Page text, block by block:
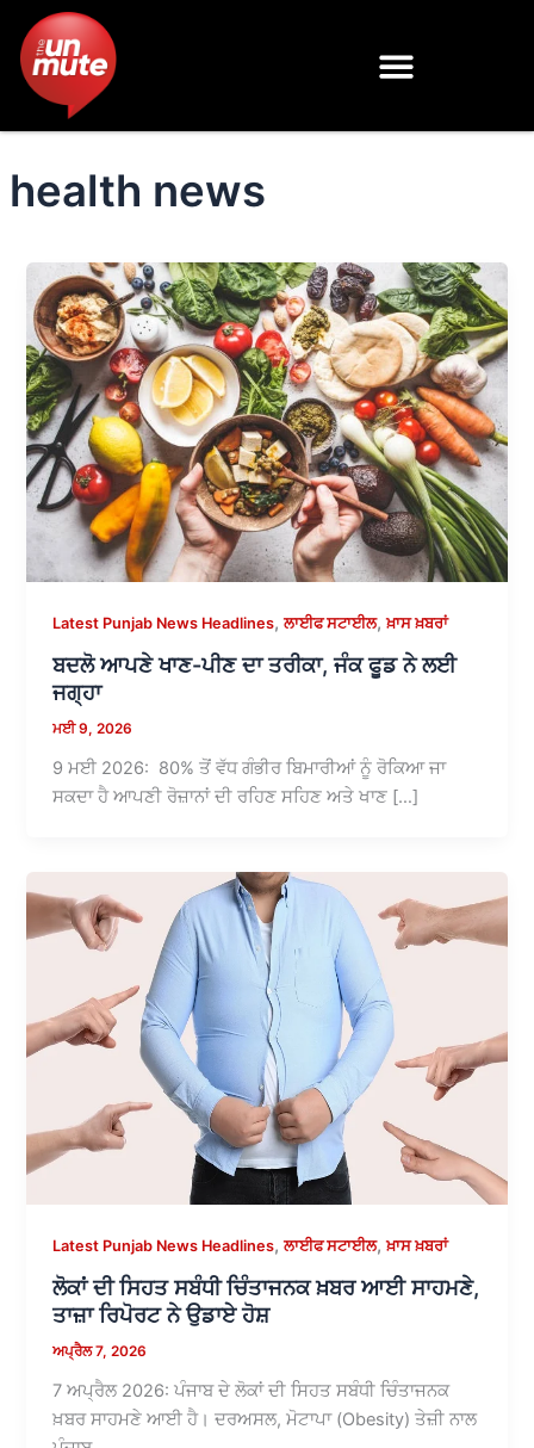
content
health news
Latest Punjab News Headlines,ਲਾਈਫ ਸਟਾਈਲ,ਖ਼ਾਸ ਖ਼ਬਰਾਂ
ਬਦਲੋ ਆਪਣੇ ਖਾਣ-ਪੀਣ ਦਾ ਤਰੀਕਾ, ਜੰਕ ਫੂਡ ਨੇ ਲਈ
ਜਗ੍ਹਾ
ਮਈ 9, 2026
9 ਮਈ 2026: 80% ਤੋਂ ਵੱਧ ਗੰਭੀਰ ਬਿਮਾਰੀਆਂ ਨੂੰ ਰੋਕਿਆ ਜਾ
ਸਕਦਾ ਹੈ ਆਪਣੀ ਰੋਜ਼ਾਨਾਂ ਦੀ ਰਹਿਣ ਸਹਿਣ ਅਤੇ ਖਾਣ […]
Latest Punjab News Headlines,ਲਾਈਫ ਸਟਾਈਲ,ਖ਼ਾਸ ਖ਼ਬਰਾਂ
ਲੋਕਾਂ ਦੀ ਸਿਹਤ ਸਬੰਧੀ ਚਿੰਤਾਜਨਕ ਖ਼ਬਰ ਆਈ ਸਾਹਮਣੇ,
ਤਾਜ਼ਾ ਰਿਪੋਰਟ ਨੇ ਉਡਾਏ ਹੋਸ਼
ਅਪ੍ਰੈਲ 7, 2026
7 ਅਪ੍ਰੈਲ 2026: ਪੰਜਾਬ ਦੇ ਲੋਕਾਂ ਦੀ ਸਿਹਤ ਸਬੰਧੀ ਚਿੰਤਾਜਨਕ
ਖ਼ਬਰ ਸਾਹਮਣੇ ਆਈ ਹੈ। ਦਰਅਸਲ, ਮੋਟਾਪਾ (Obesity) ਤੇਜ਼ੀ ਨਾਲ